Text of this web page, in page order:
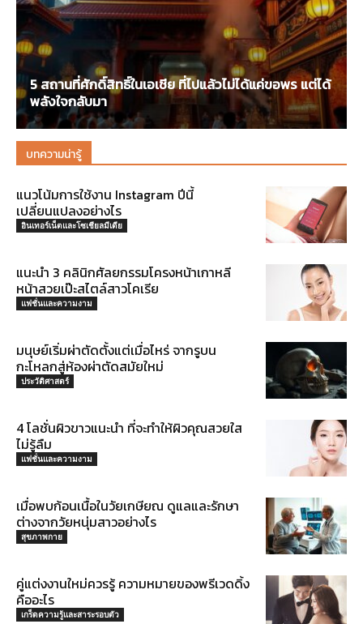
5 สถานที่ศักดิ์สิทธิ์ในเอเชีย ที่ไปแล้วไม่ได้แค่ขอพร แต่ได้
พลังใจกลับมา
บทความน่ารู้
แนวโน้มการใช้งาน Instagram ปีนี้
เปลี่ยนแปลงอย่างไร
อินเทอร์เน็ตและโซเชียลมีเดีย
แนะนำ 3 คลินิกศัลยกรรมโครงหน้าเกาหลี
หน้าสวยเป๊ะสไตล์สาวโคเรีย
แฟชั่นและความงาม
มนุษย์เริ่มผ่าตัดตั้งแต่เมื่อไหร่ จากรูบน
กะโหลกสู่ห้องผ่าตัดสมัยใหม่
ประวัติศาสตร์
4 โลชั่นผิวขาวแนะนำ ที่จะทำให้ผิวคุณสวยใส
ไม่รู้ลืม
แฟชั่นและความงาม
เมื่อพบก้อนเนื้อในวัยเกษียณ ดูแลและรักษา
ต่างจากวัยหนุ่มสาวอย่างไร
สุขภาพกาย
คู่แต่งงานใหม่ควรรู้ ความหมายของพรีเวดดิ้ง
คืออะไร
เกร็ดความรู้และสาระรอบตัว